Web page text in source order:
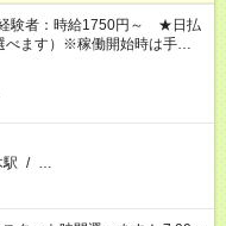
験者：時給1750円～ ★日払
ます）※稼働開始時は手続き
駅 / …